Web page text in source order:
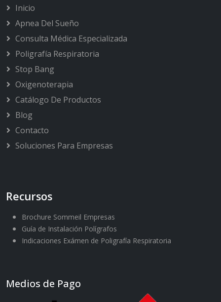
Inicio
Apnea Del Sueño
Consulta Médica Especializada
Poligrafía Respiratoria
Stop Bang
Oxigenoterapia
Catálogo De Productos
Blog
Contacto
Soluciones Para Empresas
Recursos
Brochure Sommeil Empresas
Guía de Instalación Polígrafos
Indicaciones Exámen de Poligrafía Respiratoria
Medios de Pago